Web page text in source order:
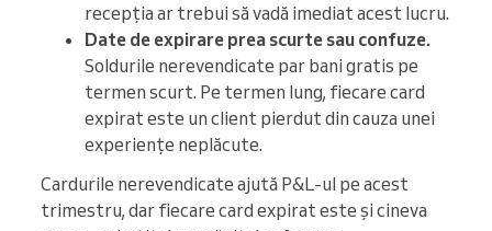
recepția ar trebui să vadă imediat acest lucru.
Date de expirare prea scurte sau confuze.
Soldurile nerevendicate par bani gratis pe
termen scurt. Pe termen lung, fiecare card
expirat este un client pierdut din cauza unei
experiențe neplăcute.
Cardurile nerevendicate ajută P&L-ul pe acest
trimestru, dar fiecare card expirat este și cineva